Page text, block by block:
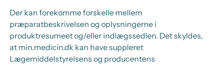
Der kan forekomme forskelle mellem
præparatbeskrivelsen og oplysningerne i
produktresumeet og/eller indlægssedlen. Det skyldes,
at min.medicin.dk kan have suppleret
Lægemiddelstyrelsens og producentens